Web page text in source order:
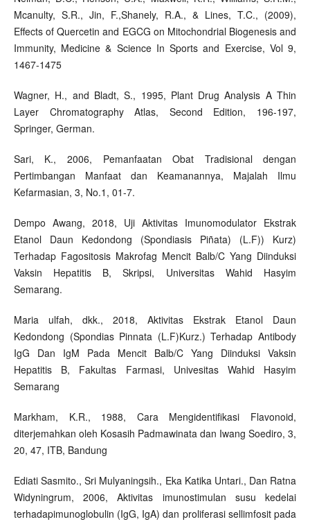
Mcanulty, S.R., Jin, F.,Shanely, R.A., & Lines, T.C., (2009),
Effects of Quercetin and EGCG on Mitochondrial Biogenesis and
Immunity, Medicine & Science In Sports and Exercise, Vol 9,
1467-1475
Wagner, H., and Bladt, S., 1995, Plant Drug Analysis A Thin
Layer Chromatography Atlas, Second Edition, 196-197,
Springer, German.
Sari, K., 2006, Pemanfaatan Obat Tradisional dengan
Pertimbangan Manfaat dan Keamanannya, Majalah Ilmu
Kefarmasian, 3, No.1, 01-7.
Dempo Awang, 2018, Uji Aktivitas Imunomodulator Ekstrak
Etanol Daun Kedondong (Spondiasis Piñata) (L.F)) Kurz)
Terhadap Fagositosis Makrofag Mencit Balb/C Yang Diinduksi
Vaksin Hepatitis B, Skripsi, Universitas Wahid Hasyim
Semarang.
Maria ulfah, dkk., 2018, Aktivitas Ekstrak Etanol Daun
Kedondong (Spondias Pinnata (L.F)Kurz.) Terhadap Antibody
IgG Dan IgM Pada Mencit Balb/C Yang Diinduksi Vaksin
Hepatitis B, Fakultas Farmasi, Univesitas Wahid Hasyim
Semarang
Markham, K.R., 1988, Cara Mengidentifikasi Flavonoid,
diterjemahkan oleh Kosasih Padmawinata dan Iwang Soediro, 3,
20, 47, ITB, Bandung
Ediati Sasmito., Sri Mulyaningsih., Eka Katika Untari., Dan Ratna
Widyningrum, 2006, Aktivitas imunostimulan susu kedelai
terhadapimunoglobulin (IgG, IgA) dan proliferasi sellimfosit pada